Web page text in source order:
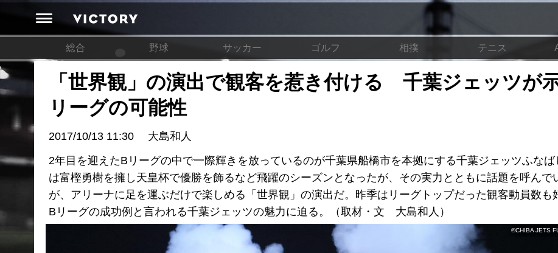
総合 野球 サッカー ゴルフ 相撲 テニス
「世界観」の演出で観客を惹き付ける 千葉ジェッツが
リーグの可能性
2017/10/13 11:30
大島和人
2年目を迎えたBリーグの中で一際輝きを放っているのが千葉県船橋市を本拠にする千葉ジェッツふなば
は富樫勇樹を擁し天皇杯で優勝を飾るなど飛躍のシーズンとなったが、その実力とともに話題を呼んで
が、アリーナに足を運ぶだけで楽しめる「世界観」の演出だ。昨季はリーグトップだった観客動員数も
Bリーグの成功例と言われる千葉ジェッツの魅力に迫る。（取材・文 大島和人）
©CHIBA JETS